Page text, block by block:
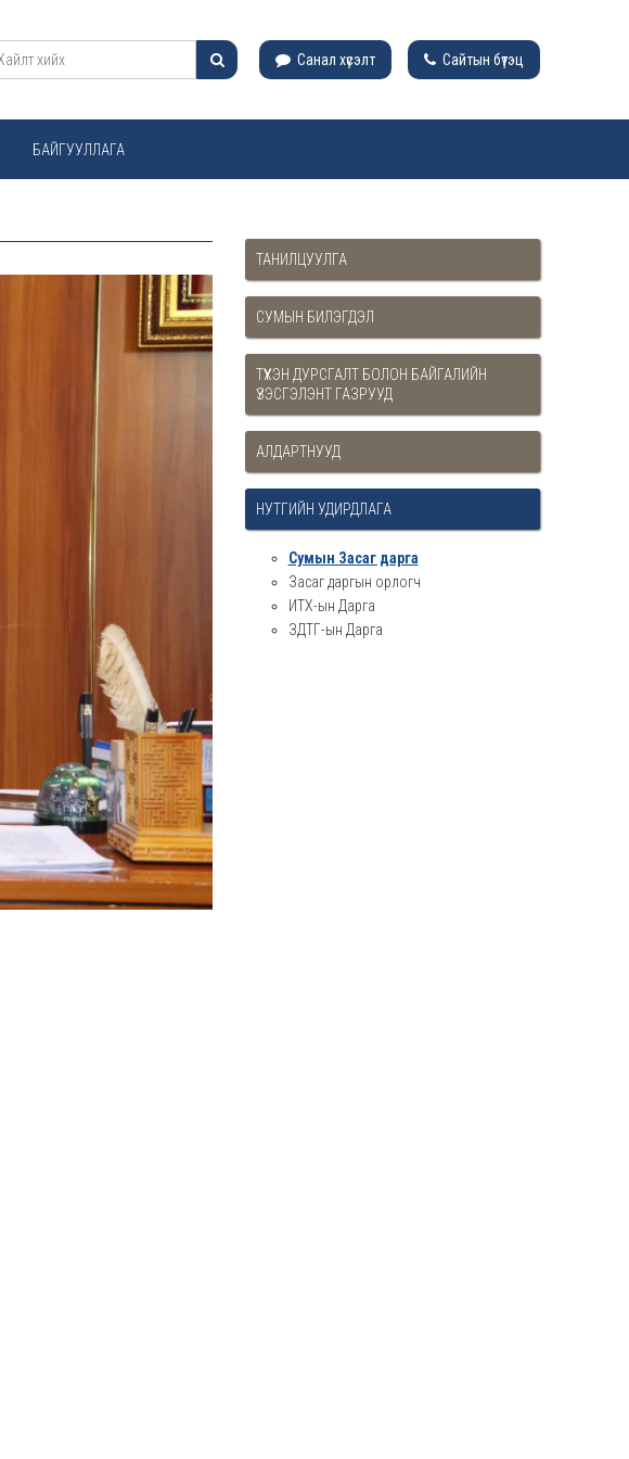
Санал хүсэлт Сайтын бүтэц
БАЙГУУЛЛАГА
ТАНИЛЦУУЛГА
СУМЫН БИЛЭГДЭЛ
ТҮҮХЭН ДУРСГАЛТ БОЛОН БАЙГАЛИЙН
ҮЗЭСГЭЛЭНТ ГАЗРУУД
АЛДАРТНУУД
НУТГИЙН УДИРДЛАГА
Сумын Засаг дарга
Засаг даргын орлогч
ИТХ-ын Дарга
ЗДТГ-ын Дарга